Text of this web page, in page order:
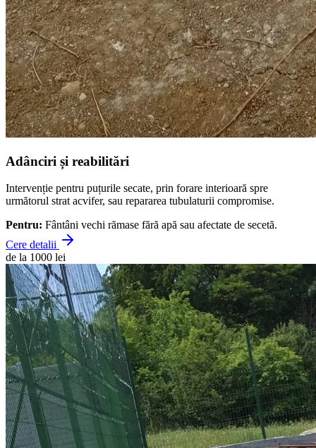
Adânciri și reabilitări
Intervenție pentru puțurile secate, prin forare interioară spre
următorul strat acvifer, sau repararea tubulaturii compromise.
Pentru: Fântâni vechi rămase fără apă sau afectate de secetă.
Cere detalii
de la 1000 lei